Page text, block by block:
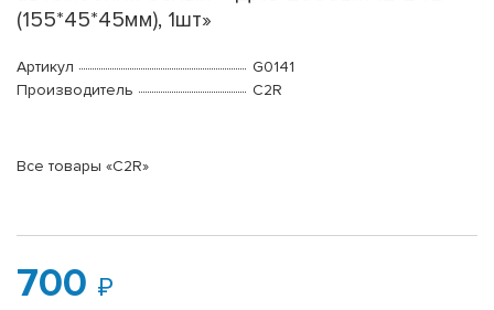
(155*45*45мм), 1шт»
Артикул
G0141
Производитель
C2R
Все товары «C2R»
700